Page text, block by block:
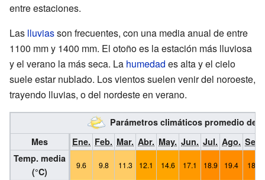
entre estaciones.
Las lluviasson frecuentes, con una media anual de entre
1100 mm y 1400 mm. El otoño es la estación más lluviosa
y el verano la más seca. La humedad es alta y el cielo
suele estar nublado. Los vientos suelen venir del noroeste,
trayendo lluvias, o del nordeste en verano.
Parámetros climáticos promedio de
Mes
Ene. Feb. Mar. Abr. May. Jun. Jul. Ago. Sep.
Temp. media
(°C)
9.6 9.8 11.3 12.1 14.6 17.1 18.9 19.4 18.1